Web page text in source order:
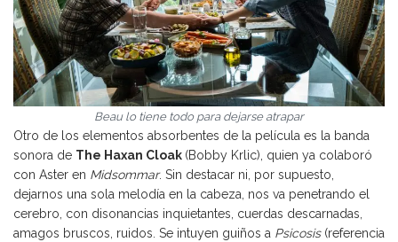
Beau lo tiene todo para dejarse atrapar
Otro de los elementos absorbentes de la película es la banda
sonora de The Haxan Cloak (Bobby Krlic), quien ya colaboró
con Aster en Midsommar. Sin destacar ni, por supuesto,
dejarnos una sola melodía en la cabeza, nos va penetrando el
cerebro, con disonancias inquietantes, cuerdas descarnadas,
amagos bruscos, ruidos. Se intuyen guiños a Psicosis(referencia